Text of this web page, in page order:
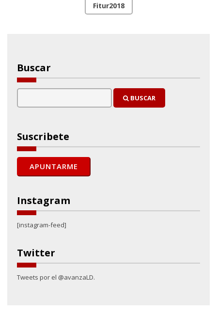
Fitur2018
Buscar
BUSCAR
Suscribete
Instagram
[instagram-feed]
Twitter
Tweets por el @avanzaLD.